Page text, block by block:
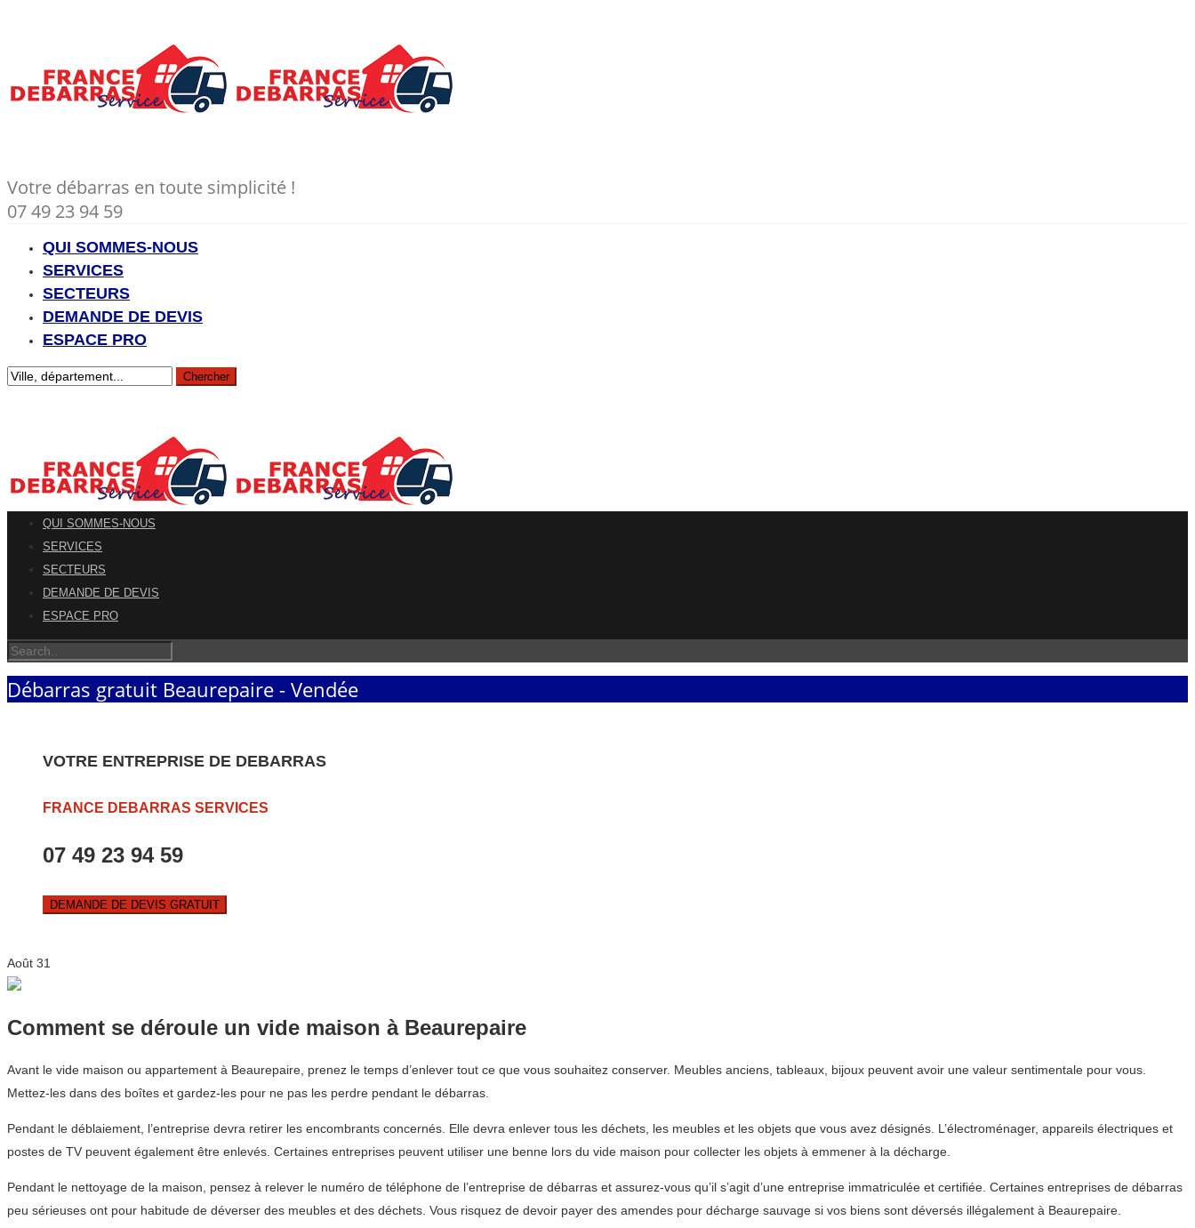
Votre débarras en toute simplicité !
07 49 23 94 59
QUI SOMMES-NOUS
SERVICES
SECTEURS
DEMANDE DE DEVIS
ESPACE PRO
QUI SOMMES-NOUS
SERVICES
SECTEURS
DEMANDE DE DEVIS
ESPACE PRO
Débarras gratuit Beaurepaire - Vendée
VOTRE ENTREPRISE DE DEBARRAS
FRANCE DEBARRAS SERVICES
07 49 23 94 59
DEMANDE DE DEVIS GRATUIT
Août 31
Comment se déroule un vide maison à Beaurepaire
Avant le vide maison ou appartement à Beaurepaire, prenez le temps d’enlever tout ce que vous souhaitez conserver. Meubles anciens, tableaux, bijoux peuvent avoir une valeur sentimentale pour vous.
Mettez-les dans des boîtes et gardez-les pour ne pas les perdre pendant le débarras.
Pendant le déblaiement, l’entreprise devra retirer les encombrants concernés. Elle devra enlever tous les déchets, les meubles et les objets que vous avez désignés. L’électroménager, appareils électriques et
postes de TV peuvent également être enlevés. Certaines entreprises peuvent utiliser une benne lors du vide maison pour collecter les objets à emmener à la décharge.
Pendant le nettoyage de la maison, pensez à relever le numéro de téléphone de l’entreprise de débarras et assurez-vous qu’il s’agit d’une entreprise immatriculée et certifiée. Certaines entreprises de débarras
peu sérieuses ont pour habitude de déverser des meubles et des déchets. Vous risquez de devoir payer des amendes pour décharge sauvage si vos biens sont déversés illégalement à Beaurepaire.